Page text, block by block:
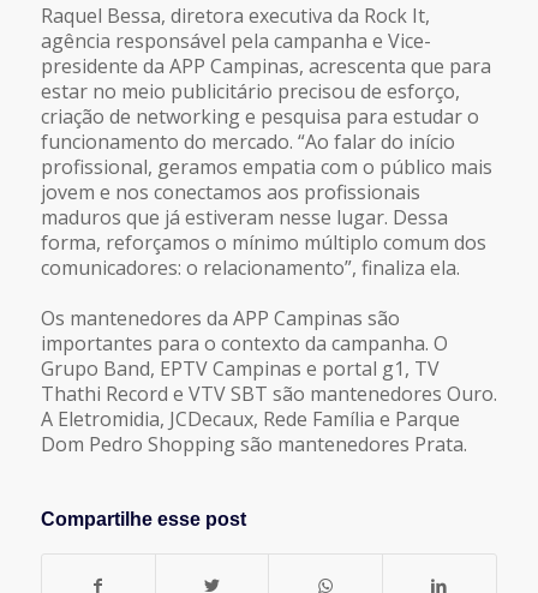
Raquel Bessa, diretora executiva da Rock It,
agência responsável pela campanha e Vice-
presidente da APP Campinas, acrescenta que para
estar no meio publicitário precisou de esforço,
criação de networking e pesquisa para estudar o
funcionamento do mercado. “Ao falar do início
profissional, geramos empatia com o público mais
jovem e nos conectamos aos profissionais
maduros que já estiveram nesse lugar. Dessa
forma, reforçamos o mínimo múltiplo comum dos
comunicadores: o relacionamento”, finaliza ela.
Os mantenedores da APP Campinas são
importantes para o contexto da campanha. O
Grupo Band, EPTV Campinas e portal g1, TV
Thathi Record e VTV SBT são mantenedores Ouro.
A Eletromidia, JCDecaux, Rede Família e Parque
Dom Pedro Shopping são mantenedores Prata.
Compartilhe esse post